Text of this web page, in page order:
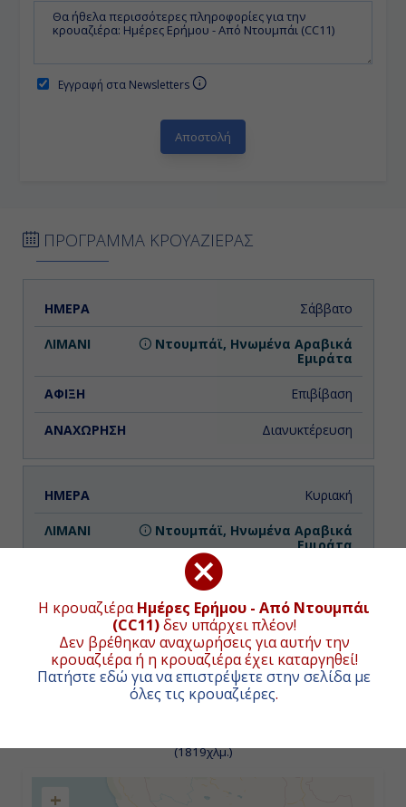
Η κρουαζιέραΗμέρες Ερήμου - Από Ντουμπάι
(CC11)δεν υπάρχει πλέον!
Δεν βρέθηκαν αναχωρήσεις για αυτήν την
κρουαζιέρα ή η κρουαζιέρα έχει καταργηθεί!
Πατήστε εδώ για να επιστρέψετε στην σελίδα με
όλες τις κρουαζιέρες.
Εγγραφή στα Newsletters
ΠΡΟΓΡΑΜΜΑ ΚΡΟΥΑΖΙΕΡΑΣ
ΗΜΕΡΑ ΑΝΑΧΩΡΗΣΗ
Σάββατο
Ντουμπάϊ, Ηνωμένα Αραβικά
Εμιράτα
Επιβίβαση
Διανυκτέρευση
Κυριακή
Ντουμπάϊ, Ηνωμένα Αραβικά
Εμιράτα
19:00
Δευτέρα
08:00
ΧΑΡΤΗΣ ΚΡΟΥΑΖΙΕΡΑΣ
(1819χλμ.)
+